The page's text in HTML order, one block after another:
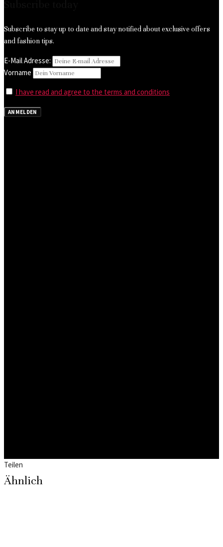
Subscribe to stay up to date and stay notified about exclusive offers
and fashion tips.
E-Mail Adresse:
Vorname
I have read and agree to the terms and conditions
ANMELDEN
Teilen
Ähnlich